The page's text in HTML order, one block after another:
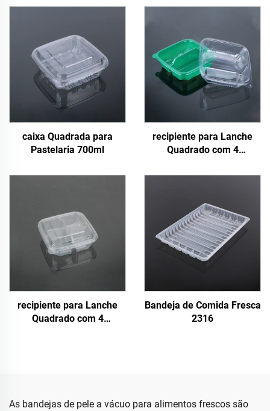
caixa Quadrada para
Pastelaria 700ml
recipiente para Lanche
Quadrado com 4
recipiente para Lanche
Quadrado com 4
Bandeja de Comida Fresca
2316
As bandejas de pele a vácuo para alimentos frescos são